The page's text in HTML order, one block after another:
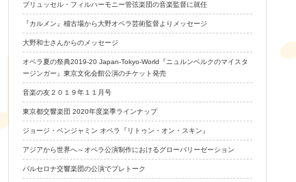
ブリュッセル・フィルハーモニー管弦楽団の音楽監督に就任
『カルメン』稽古場から大野オペラ芸術監督よりメッセージ
大野和士さんからのメッセージ
オペラ夏の祭典2019-20 Japan-Tokyo-World『ニュルンベルクのマイスタ
ージンガー』東京文化会館公演のチケット発売
音楽の友２０１９年１１月号
東京都交響楽団 2020年度楽季ラインナップ
ジョージ・ベンジャミン オペラ『リトゥン・オン・スキン』
アジアから世界へ～オペラ公演制作におけるグローバリーゼーション
バルセロナ交響楽団の公演でプレトーク